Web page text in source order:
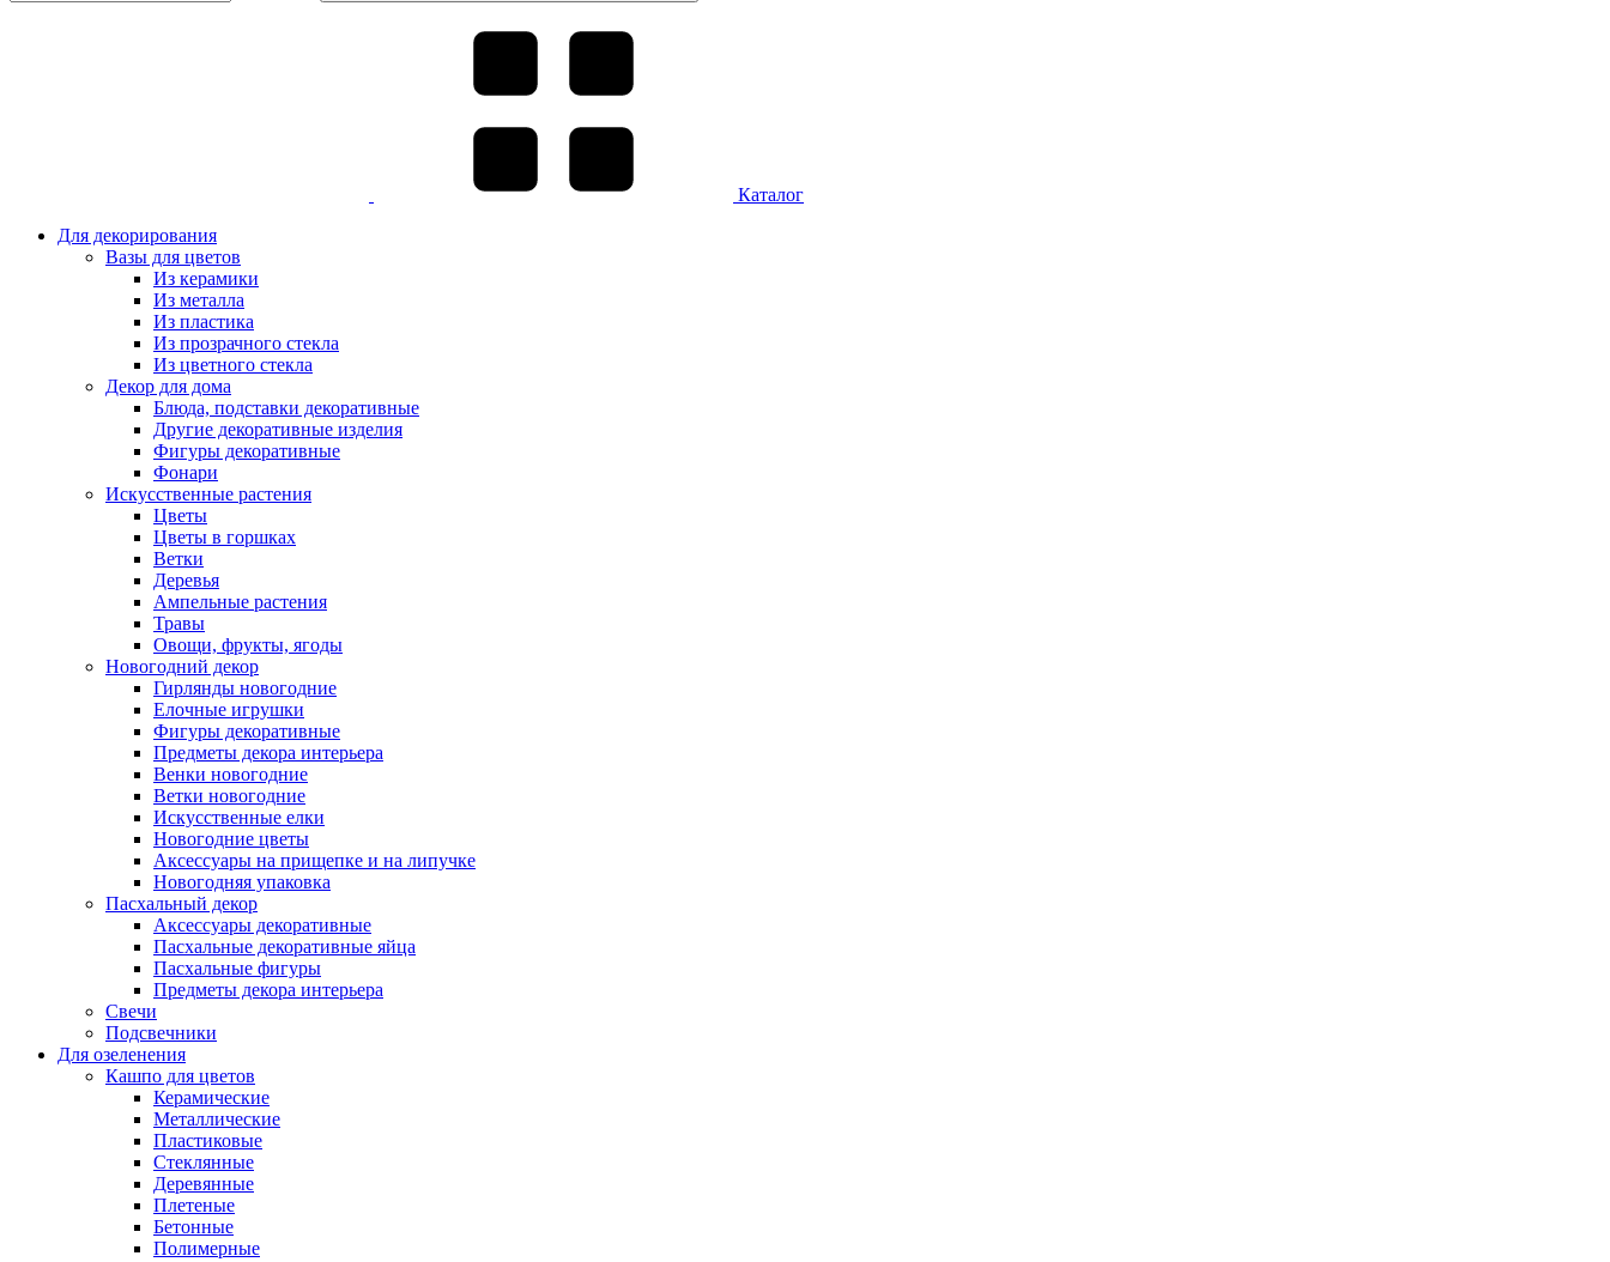
Каталог
Для декорирования
Вазы для цветов
Из керамики
Из металла
Из пластика
Из прозрачного стекла
Из цветного стекла
Декор для дома
Блюда, подставки декоративные
Другие декоративные изделия
Фигуры декоративные
Фонари
Искусственные растения
Цветы
Цветы в горшках
Ветки
Деревья
Ампельные растения
Травы
Овощи, фрукты, ягоды
Новогодний декор
Гирлянды новогодние
Елочные игрушки
Фигуры декоративные
Предметы декора интерьера
Венки новогодние
Ветки новогодние
Искусственные елки
Новогодние цветы
Аксессуары на прищепке и на липучке
Новогодняя упаковка
Пасхальный декор
Аксессуары декоративные
Пасхальные декоративные яйца
Пасхальные фигуры
Предметы декора интерьера
Свечи
Подсвечники
Для озеленения
Кашпо для цветов
Керамические
Металлические
Пластиковые
Стеклянные
Деревянные
Плетеные
Бетонные
Полимерные